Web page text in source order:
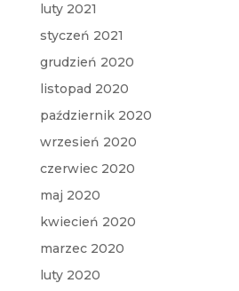
luty 2021
styczeń 2021
grudzień 2020
listopad 2020
październik 2020
wrzesień 2020
czerwiec 2020
maj 2020
kwiecień 2020
marzec 2020
luty 2020